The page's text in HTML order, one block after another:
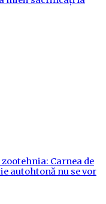
zootehnia: Carnea de
autohtonă nu se vor